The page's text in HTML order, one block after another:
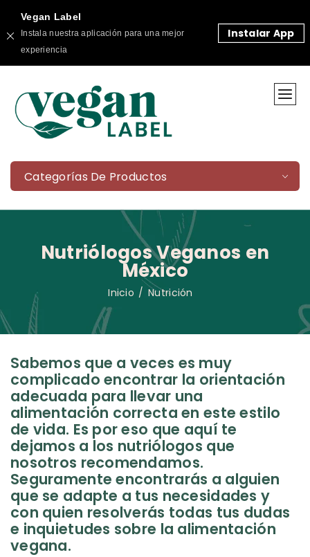
Categorías De Productos
Nutriólogos Veganos en
México
Inicio Nutrición
Sabemos que a veces es muy
complicado encontrar la orientación
adecuada para llevar una
alimentación correcta en este estilo
de vida. Es por eso que aquí te
dejamos a los nutriólogos que
nosotros recomendamos.
Seguramente encontrarás a alguien
que se adapte a tus necesidades y
con quien resolverás todas tus dudas
e inquietudes sobre la alimentación
vegana.
Vegan Label
Instala nuestra aplicación para una mejor
experiencia
Instalar App